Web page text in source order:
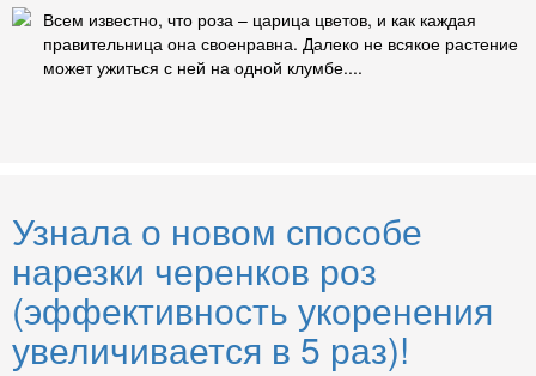
Всем известно, что роза – царица цветов, и как каждая
правительница она своенравна. Далеко не всякое растение
может ужиться с ней на одной клумбе....
Узнала о новом способе
нарезки черенков роз
(эффективность укоренения
увеличивается в 5 раз)!